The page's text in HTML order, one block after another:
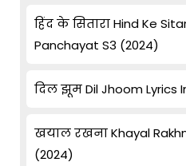
हिंद के सितारा Hind Ke
Panchayat S3 (2024)
दिल झूम Dil Jhoom Lyrics
खयाल रखना Khayal
(2024)